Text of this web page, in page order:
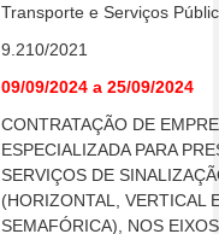
Transporte e Serviços
9.210/2021
09/09/2024 a 25/09/2024
CONTRATAÇÃO DE
ESPECIALIZADA PARA
SERVIÇOS DE
(HORIZONTAL, VERTICAL
SEMAFÓRICA), NOS